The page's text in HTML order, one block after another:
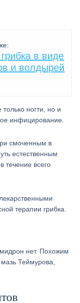
в виде
и волдырей
ногти, но и
инфицирование.
смоченным в
естественным
течение всего
терапии грибка.
нет. Похожим
Теймурова,